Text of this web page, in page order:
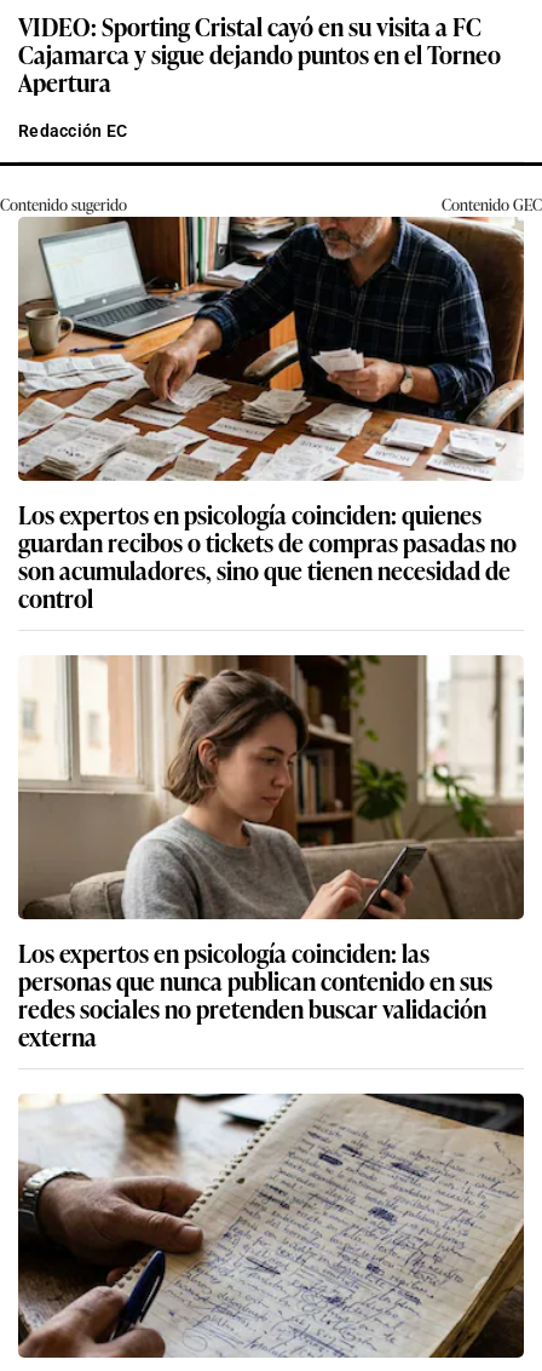
VIDEO: Sporting Cristal cayó en su visita a FC
Cajamarca y sigue dejando puntos en el Torneo
Apertura
Redacción EC
Contenido sugerido ContenidoGEC
Los expertos en psicología coinciden: quienes
guardan recibos o tickets de compras pasadas no
son acumuladores, sino que tienen necesidad de
control
Los expertos en psicología coinciden: las
personas que nunca publican contenido en sus
redes sociales no pretenden buscar validación
externa